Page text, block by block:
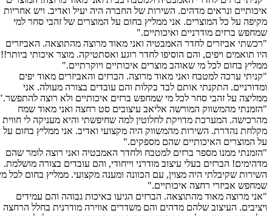
איכותיים ונראים מדהים. השירות של החברה היה יעיל ואדיב. ויש אחריות
מקיפה על כל המוצרים. אני ממליץ בחום על המוצרים של זהבי סחר למי
שמחפש ברזים מודרניים ואיכותיים."
"רכשתי אביזרים לחדר האמבטיה ואני מאוד מרוצה מהתוצאה. האביזרים
היו תואמים ויפים, והם הוסיפו לחדר רוגע ואסתטיקה. מוצר איכותי ביותר!!
ממליץ בחום לכל מי שאוהב מוצרים איכותיים ויוקרתיים."
"קניתי ערכה למטבח ואני מאוד מרוצה. הברזים והאביזרים מאוד יפים
ומדורניים. התקנתי אותם לבד בקלות והם עובדים בצורה מעולה. אני
ממליצה על זהבי סחר לכל מי שמחפש ברזים איכותיים ולא רוצה להתפשר."
"הזמנתי מהמשווק המורשה אליאב עיצובים סט רחצה ואני מאוד שמח
מהרכישה. המערכת מדויקת לחלוטין למה שחיפשתי והיא מעניקה לי חווית
מקלחת נהדרת. השירות מהמשווק היה מקצועי ואדיב. אני ממליץ בחום על
על המוצרים האיכותיים שהם מספקים."
"הזמנתי ממנו מספר ברזים למטבח ולחדר האמבטיה ואני רוצה לומר שהם
מדהימים! הברזים בעלי עיצוב מודרני וייחודי, והם עובדים בצורה מושלמת.
השירות שקיבלתי היה מצוין, עם הכוונה ומענה מקצועי. ממליץ בחום לכל מי
שמחפש אביזרי רחצה איכותיים."
"אני מרוצה מאוד מהתוצאה. הברזים הגיעו באיכות גבוהה והם עמידים
ויציבים. העיצוב שלהם מדהים והם משדרים אווירה מודרנית בחלל הרחצה